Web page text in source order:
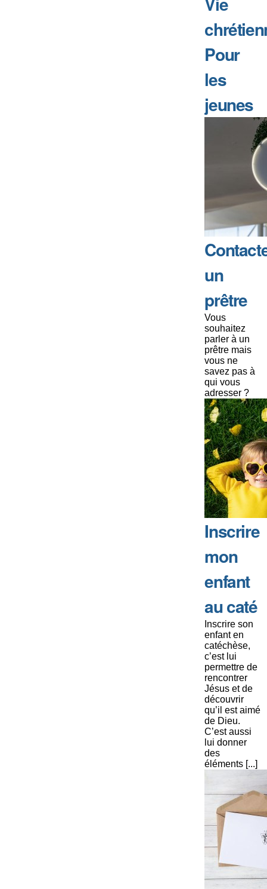
Pour
les
jeunes
un
prêtre
Vous
souhaitez
parler à un
prêtre mais
vous ne
savez pas à
qui vous
adresser ?
Inscrire
mon
enfant
au caté
Inscrire son
enfant en
catéchèse,
c’est lui
permettre de
rencontrer
Jésus et de
découvrir
qu’il est aimé
de Dieu.
C’est aussi
lui donner
des
éléments [...]